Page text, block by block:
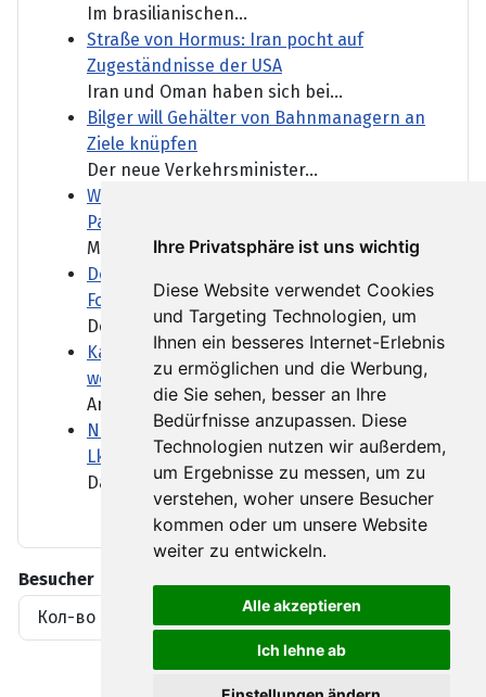
Ihre Privatsphäre ist uns wichtig
Diese Website verwendet Cookies
und Targeting Technologien, um
Ihnen ein besseres Internet-Erlebnis
zu ermöglichen und die Werbung,
die Sie sehen, besser an Ihre
Bedürfnisse anzupassen. Diese
Technologien nutzen wir außerdem,
um Ergebnisse zu messen, um zu
verstehen, woher unsere Besucher
kommen oder um unsere Website
weiter zu entwickeln.
Alle akzeptieren
Ich lehne ab
Im brasilianischen...
Straße von Hormus: Iran pocht auf
Zugeständnisse der USA
Iran und Oman haben sich bei...
Bilger will Gehälter von Bahnmanagern an
Ziele knüpfen
Der neue Verkehrsminister...
Wie sich Krankenhäuser auf Demenz-
Patienten einstellen
Menschen mit Demenz brauchen...
Dobrindt will nach Drohnen-Vorfall
Forschung ausbauen
Der Fund am Flughafen...
Kanadische Provinz British Columbia ruft
wegen Waldbränden Notstand aus
Angefacht durch starke Winde...
Niedrigwasser: Was die Lockerung des
Lkw-Fahrverbots bedeutet
Das Niedrigwasser schränkt...
Besucher
Кол-во просмотров материалов